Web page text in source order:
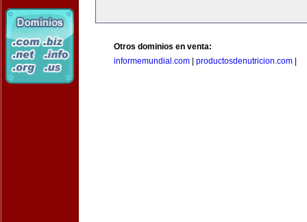
Otros dominios en venta:
informemundial.com
productosdenutricion.com